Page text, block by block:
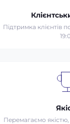
Підтримка клієнтів
Перемагаємо